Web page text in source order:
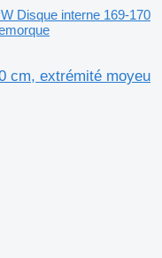
Disque interne 169-170
cm, extrémité moyeu